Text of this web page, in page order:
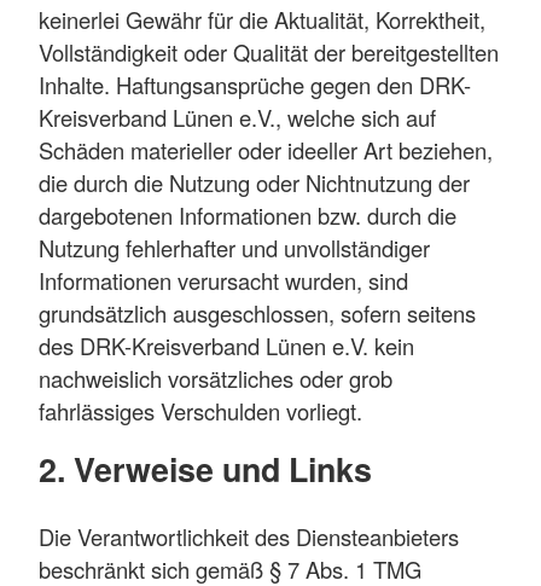
keinerlei Gewähr für die Aktualität, Korrektheit,
Vollständigkeit oder Qualität der bereitgestellten
Inhalte. Haftungsansprüche gegen den DRK-
Kreisverband Lünen e.V., welche sich auf
Schäden materieller oder ideeller Art beziehen,
die durch die Nutzung oder Nichtnutzung der
dargebotenen Informationen bzw. durch die
Nutzung fehlerhafter und unvollständiger
Informationen verursacht wurden, sind
grundsätzlich ausgeschlossen, sofern seitens
des DRK-Kreisverband Lünen e.V. kein
nachweislich vorsätzliches oder grob
fahrlässiges Verschulden vorliegt.
2. Verweise und Links
Die Verantwortlichkeit des Diensteanbieters
beschränkt sich gemäß § 7 Abs. 1 TMG